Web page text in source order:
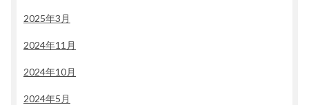
2025年3月
2024年11月
2024年10月
2024年5月